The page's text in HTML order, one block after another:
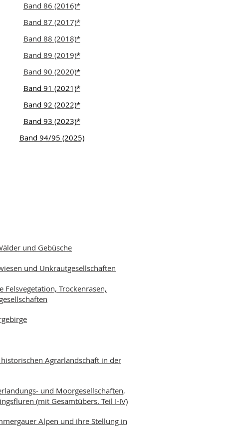
Band 86 (2016)*
Band 87 (2017)*
Band 88 (2018)*
Band 89 (2019)*
Band 90 (2020)*
Band 91 (2021)*
Band 92 (2022)*
Band 93 (2023)*
Band 94/95 (2025)
und Gebüsche
und Unkrautgesellschaften
Felsvegetation, Trockenrasen,
Agrarlandschaft in der
und Moorgesellschaften,
(mit Gesamtübers. Teil I-IV)
Alpen und ihre Stellung in